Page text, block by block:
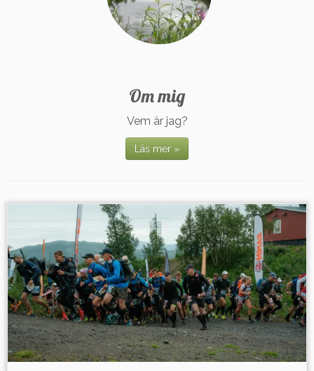
Om mig
Vem är jag?
Läs mer »